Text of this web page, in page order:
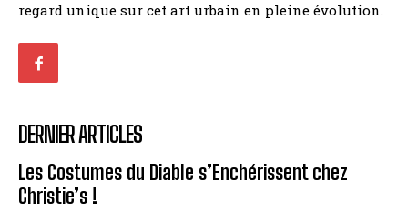
regard unique sur cet art urbain en pleine évolution.
DERNIER ARTICLES
Les Costumes du Diable s’Enchérissent chez
Christie’s !